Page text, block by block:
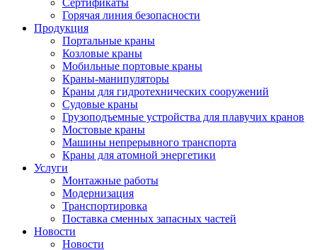
Сертификаты
Горячая линия безопасности
Продукция
Портальные краны
Козловые краны
Мобильные портовые краны
Краны-манипуляторы
Краны для гидротехнических сооружений
Судовые краны
Грузоподъемные устройства для плавучих кранов
Мостовые краны
Машины непрерывного транспорта
Краны для атомной энергетики
Услуги
Монтажные работы
Модернизация
Транспортировка
Поставка сменных запасных частей
Новости
Новости